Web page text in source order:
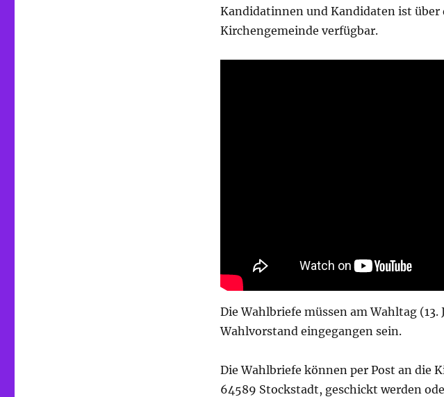
Kandidatinnen und Kandidaten ist über
Kirchengemeinde verfügbar.
Die Wahlbriefe müssen am Wahltag (13.
Wahlvorstand eingegangen sein.
Die Wahlbriefe können per Post an die
64589 Stockstadt, geschickt werden